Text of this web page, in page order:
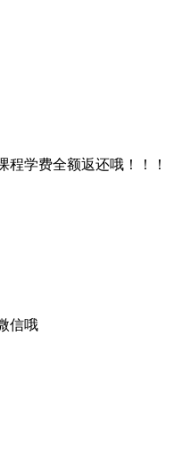
程学费全额返还哦！！！
信哦